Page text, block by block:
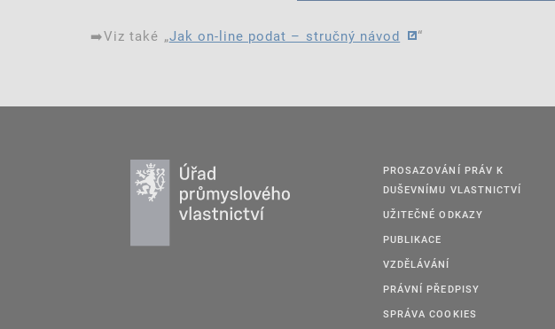
➡️Viz také „Jak on-line podat – stručný návod “
PROSAZOVÁNÍ PRÁV K
DUŠEVNÍMU VLASTNICTVÍ
UŽITEČNÉ ODKAZY
PUBLIKACE
VZDĚLÁVÁNÍ
PRÁVNÍ PŘEDPISY
SPRÁVA COOKIES